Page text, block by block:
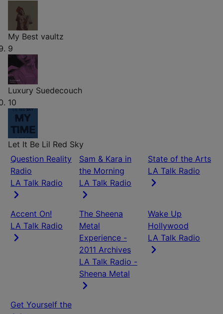
My Best vaultz
9
Luxury Suedecouch
10
Let It Be Lil Red Sky
Question Reality
Radio
LA Talk Radio
Sam & Kara in
the Morning
LA Talk Radio
State of the Arts
LA Talk Radio
Accent On!
LA Talk Radio
The Sheena
Metal
Experience -
2011 Archives
LA Talk Radio -
Sheena Metal
Wake Up
Hollywood
LA Talk Radio
Get Yourself the